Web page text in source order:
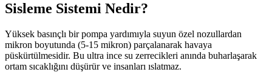
Sisleme Sistemi Nedir?
Yüksek basınçlı bir pompa yardımıyla suyun özel nozullardan
mikron boyutunda (5-15 mikron) parçalanarak havaya
püskürtülmesidir. Bu ultra ince su zerrecikleri anında buharlaşarak
ortam sıcaklığını düşürür ve insanları ıslatmaz.